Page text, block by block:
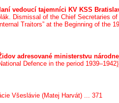
vedoucí tajemníci KV KSS
Dismissal of the Chief Secretaries
Traitors” at the Beginning of the
adresované ministerstvu
Defence in the period
Všeslávie (Matej Harvát) ... 371